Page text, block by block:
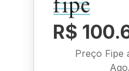
R$
Preço Fipe